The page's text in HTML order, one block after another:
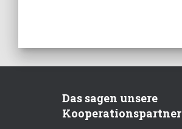
Das sagen unsere
Kooperationspartner